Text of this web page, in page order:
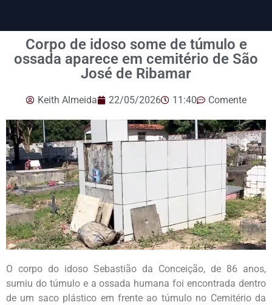
Corpo de idoso some de túmulo e
ossada aparece em cemitério de São
José de Ribamar
Keith Almeida 22/05/2026 11:40 Comente
O corpo do idoso Sebastião da Conceição, de 86 anos,
sumiu do túmulo e a ossada humana foi encontrada dentro
de um saco plástico em frente ao túmulo no Cemitério da